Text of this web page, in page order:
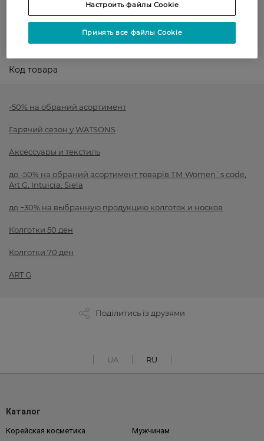
Послеоплата
Показать больше
Код товара
-50% на обраний асортимент
Гарячий сезон у WATSONS
Аксессуары и текстиль
до -50% на обраний асортимент товарів ТМ Women`s code,
Art G, Intuicia, Siela
до −30% на выбранную продукцию колготок и носков
Колготки 50 ден
Колготки 70 ден
ART G
Поділитись із друзями
UA RU
Каталог
Корейская косметика Мужчинам
Настроить файлы Cookie
Принять все файлы Cookie